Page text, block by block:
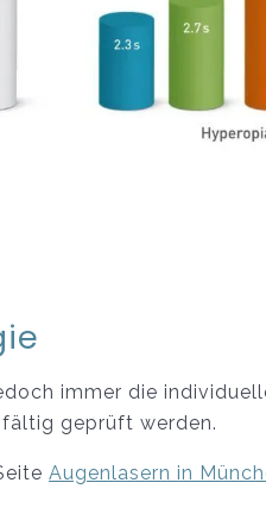
immer die
geprüft werden.
Augenlasern in